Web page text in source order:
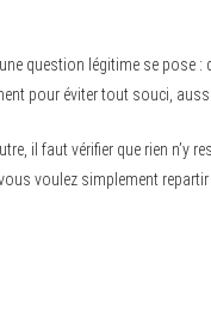
question légitime se pose :
pour éviter tout souci,
il faut vérifier que rien n’y
voulez simplement repartir